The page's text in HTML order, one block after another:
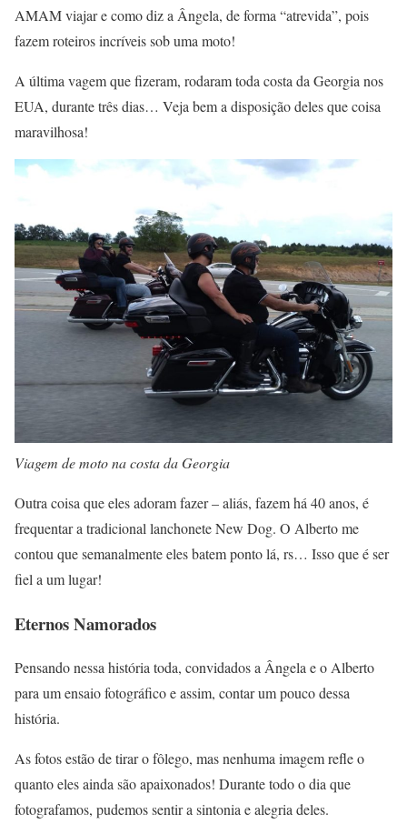
AMAM viajar e como diz a Ângela, de forma “atrevida”, pois
fazem roteiros incríveis sob uma moto!
A última vagem que fizeram, rodaram toda costa da Georgia nos
EUA, durante três dias… Veja bem a disposição deles que coisa
maravilhosa!
Viagem de moto na costa da Georgia
Outra coisa que eles adoram fazer – aliás, fazem há 40 anos, é
frequentar a tradicional lanchonete New Dog. O Alberto me
contou que semanalmente eles batem ponto lá, rs… Isso que é ser
fiel a um lugar!
Eternos Namorados
Pensando nessa história toda, convidados a Ângela e o Alberto
para um ensaio fotográfico e assim, contar um pouco dessa
história.
As fotos estão de tirar o fôlego, mas nenhuma imagem refle o
quanto eles ainda são apaixonados! Durante todo o dia que
fotografamos, pudemos sentir a sintonia e alegria deles.